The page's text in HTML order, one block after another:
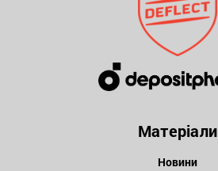
Матеріали
Новини